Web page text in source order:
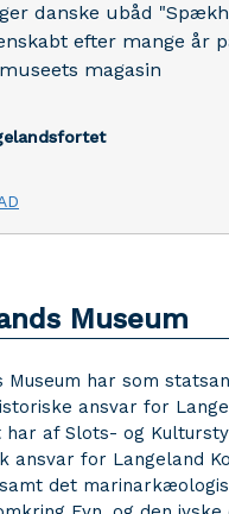
danske ubåd
efter mange år
magasin
Museum
Museum har som
ansvar for
har af Slots- og
ansvar for Langeland
samt det